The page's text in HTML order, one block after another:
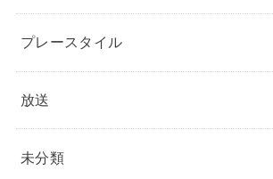
プレースタイル
放送
未分類